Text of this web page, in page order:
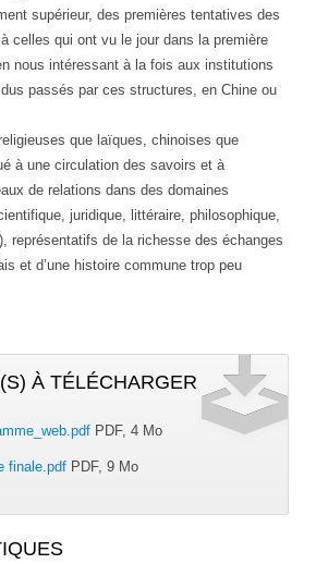
supérieur, des premières tentatives des
celles qui ont vu le jour dans la première
nous intéressant à la fois aux institutions
passés par ces structures, en Chine ou
que laïques, chinoises que
à une circulation des savoirs et à
de relations dans des domaines
juridique, littéraire, philosophique,
représentatifs de la richesse des échanges
et d’une histoire commune trop peu
À TÉLÉCHARGER
PDF, 4 Mo
finale.pdf PDF, 9 Mo